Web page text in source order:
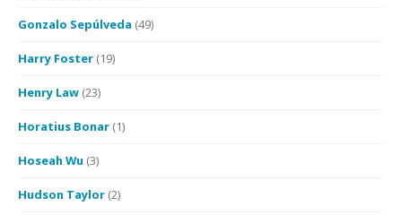
Gonzalo Sepúlveda (49)
Harry Foster (19)
Henry Law (23)
Horatius Bonar (1)
Hoseah Wu (3)
Hudson Taylor (2)